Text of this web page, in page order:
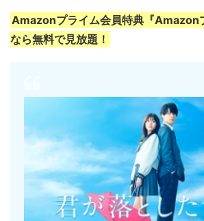
Amazonプライム会員特典『Amazon
なら無料で見放題！